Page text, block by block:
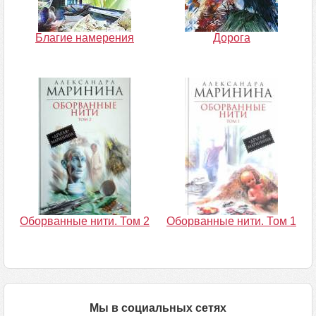
Благие намерения Дорога
Оборванные нити. Том 2 Оборванные нити. Том 1
Мы в социальных сетях